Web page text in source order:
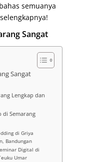
semuanya
Sangat
Sangat
Lengkap dan
di Semarang
di Griya
Bandungan
Digital di
Umar